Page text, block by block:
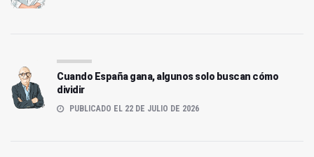
Cuando España gana, algunos solo buscan cómo
dividir
PUBLICADO EL 22 DE JULIO DE 2026